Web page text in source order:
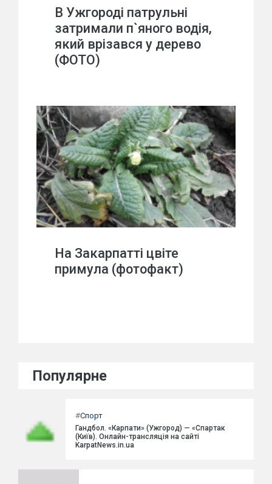
В Ужгороді патрульні
затримали п`яного водія,
який врізався у дерево
(ФОТО)
На Закарпатті цвіте
примула (фотофакт)
Популярне
#Спорт
Гандбол. «Карпати» (Ужгород) — «Спартак
(Київ). Онлайн-трансляція на сайті
KarpatNews.in.ua